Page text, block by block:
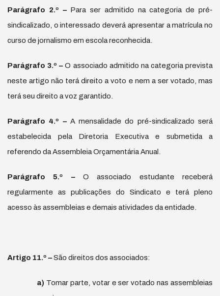
Parágrafo 2.º –Para ser admitido na categoria de pré-
sindicalizado, o interessado deverá apresentar a matrícula no
curso de jornalismo em escola reconhecida.
Parágrafo 3.º – O associado admitido na categoria prevista
neste artigo não terá direito a voto e nem a ser votado, mas
terá seu direito a voz garantido.
Parágrafo 4.º –A mensalidade do pré-sindicalizado será
estabelecida pela Diretoria Executiva e submetida a
referendo da Assembleia Orçamentária Anual.
Parágrafo 5.º –O associado estudante receberá
regularmente as publicações do Sindicato e terá pleno
acesso às assembleias e demais atividades da entidade.
Artigo 11.º –São direitos dos associados:
a) Tomar parte, votar e ser votado nas assembleias